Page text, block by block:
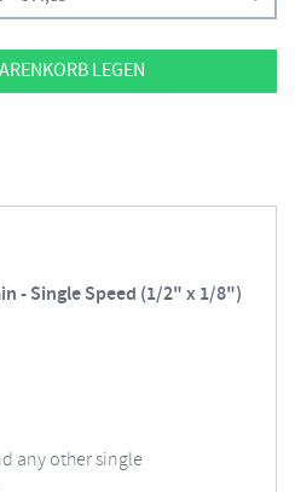
LEGEN
- Single Speed (1/2" x 1/8")
any other single